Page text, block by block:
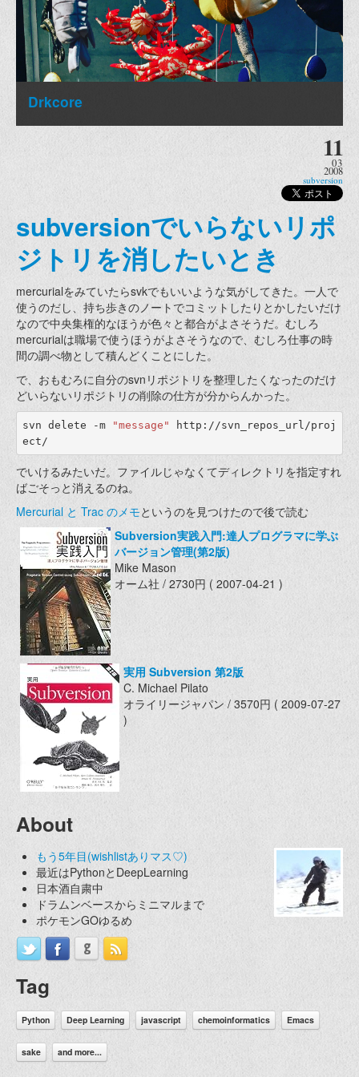
Drkcore
11
03
2008
subversion
subversionでいらないリポ
ジトリを消したいとき
mercurialをみていたらsvkでもいいような気がしてきた。一人で
使うのだし、持ち歩きのノートでコミットしたりとかしたいだけ
なので中央集権的なほうが色々と都合がよさそうだ。むしろ
mercurialは職場で使うほうがよさそうなので、むしろ仕事の時
間の調べ物として積んどくことにした。
で、おもむろに自分のsvnリポジトリを整理したくなったのだけ
どいらないリポジトリの削除の仕方が分からんかった。
svn delete -m "message" http://svn_repos_url/proj
でいけるみたいだ。ファイルじゃなくてディレクトリを指定すれ
ばごそっと消えるのね。
Mercurial と Trac のメモというのを見つけたので後で読む
Subversion実践入門:達人プログラマに学ぶ
バージョン管理(第2版)
Mike Mason
オーム社 / 2730円 ( 2007-04-21 )
実用 Subversion 第2版
C. Michael Pilato
オライリージャパン / 3570円 ( 2009-07-27
)
About
もう5年目(wishlistありマス♡)
最近はPythonとDeepLearning
日本酒自粛中
ドラムンベースからミニマルまで
ポケモンGOゆるめ
Tag
Python Deep Learning javascript chemoinformatics Emacs
sake and more...